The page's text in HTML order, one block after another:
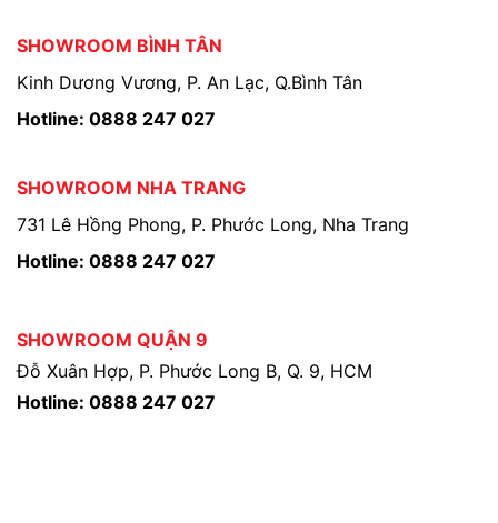
SHOWROOM BÌNH TÂN
Kinh Dương Vương, P. An Lạc, Q.Bình Tân
Hotline: 0888 247 027
SHOWROOM NHA TRANG
731 Lê Hồng Phong, P. Phước Long, Nha Trang
Hotline: 0888 247 027
SHOWROOM QUẬN 9
Đỗ Xuân Hợp, P. Phước Long B, Q. 9, HCM
Hotline: 0888 247 027